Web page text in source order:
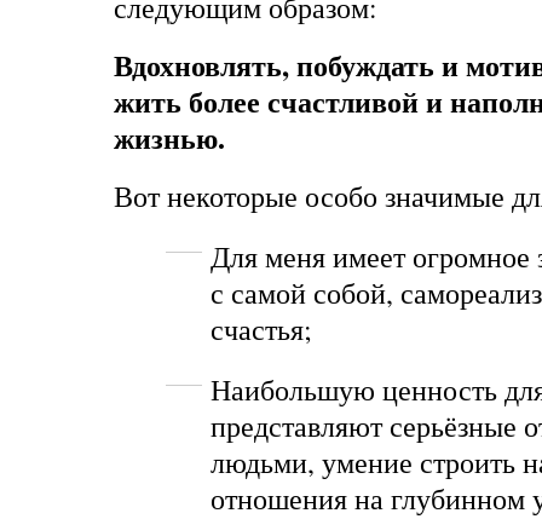
Вдохновлять, побуждать и
жить более счастливой и
жизнью.
Вот некоторые особо значимые
Для меня имеет огромное
с самой собой,
счастья;
Наибольшую ценность
представляют серьёзные
людьми, умение строить
отношения на глубинном